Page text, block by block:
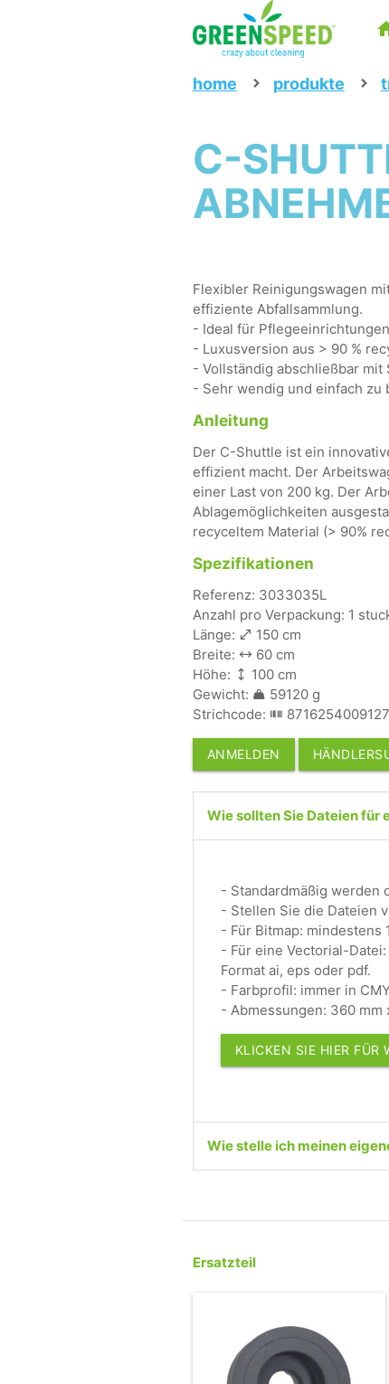
home produkte
C-
Flexibler Reinigungswagen
effiziente Abfallsammlung.
- Ideal für
- Luxusversion aus > 90 %
- Vollständig abschließbar mit
- Sehr wendig und einfach zu
Anleitung
Der C-Shuttle ist ein
effizient macht. Der
einer Last von 200 kg. Der
Ablagemöglichkeiten
recyceltem Material (> 90%
Spezifikationen
Referenz: 3033035L
Anzahl pro Verpackung: 1
Länge:
150 cm
Breite:
60 cm
Höhe:
100 cm
Gewicht:
59120 g
Strichcode:
8716254009127
ANMELDEN
Wie sollten Sie Dateien für
- Standardmäßig werden
- Stellen Sie die Dateien
- Für Bitmap: mindestens
- Für eine Vectorial-
Format ai, eps oder pdf.
- Farbprofil: immer in
- Abmessungen: 360 mm
KLICKEN SIE HIER FÜR
Wie stelle ich meinen
Ersatzteil